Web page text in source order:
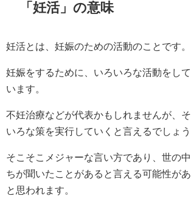
「妊活」の意味
妊活とは、妊娠のための活動のことです。
妊娠をするために、いろいろな活動をし
います。
不妊治療などが代表かもしれませんが、
いろな策を実行していくと言えるでしょう
そこそこメジャーな言い方であり、世の
ちが聞いたことがあると言える可能性が
と思われます。